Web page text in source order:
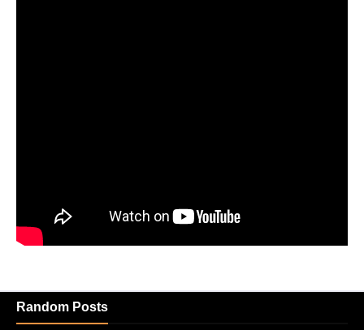
Random Posts